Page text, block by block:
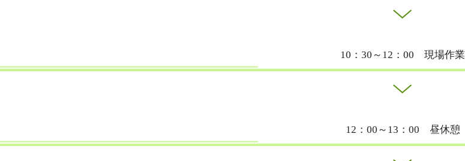
10：30～12：00 現場作業
12：00～13：00 昼休憩